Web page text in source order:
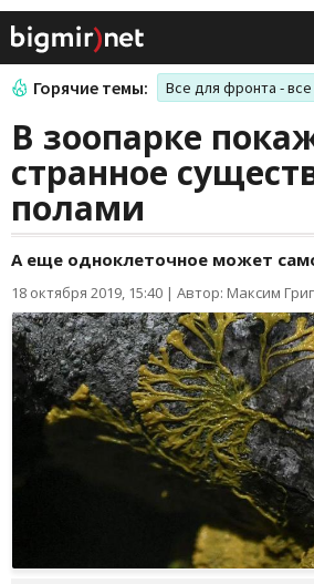
Горячие темы: Все для фронта -
В зоопарке
странное
полами
А еще одноклеточное может
18 октября 2019, 15:40 | Автор: Максим